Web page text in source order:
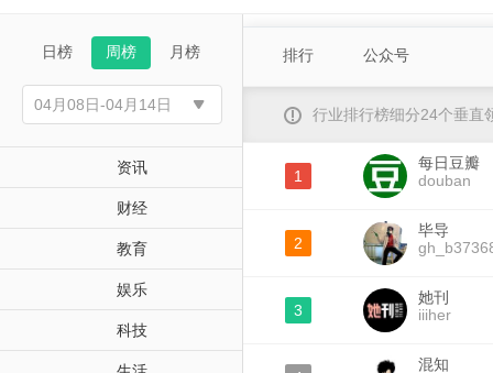
日榜 周榜 月榜
资讯
财经
教育
娱乐
科技
排行 公众号
行业排行榜细分24个垂直
1
每日豆瓣
douban
2
毕导
3
她刊
iiiher
混知